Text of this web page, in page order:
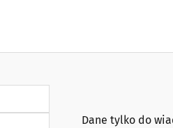
Dane tylko do